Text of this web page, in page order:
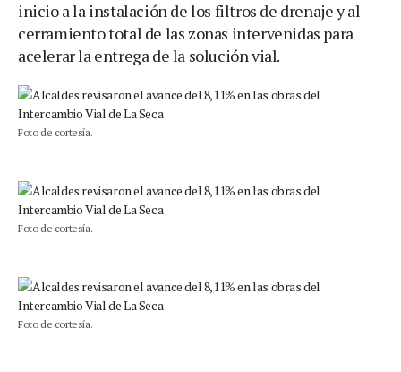
inicio a la instalación de los filtros de drenaje y al
cerramiento total de las zonas intervenidas para
acelerar la entrega de la solución vial.
Foto de cortesía.
Foto de cortesía.
Foto de cortesía.